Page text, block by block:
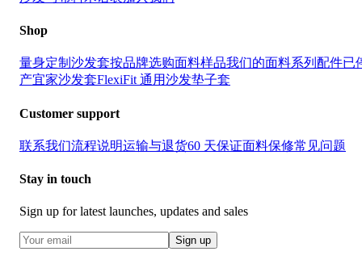
Shop
量身定制沙发套按品牌选购面料样品我们的面料系列 配件已
产宜家沙发套FlexiFit 通用沙发垫子套
Customer support
联系我们流程说明运输与退货60 天保证面料保修常见问题
Stay in touch
Sign up for latest launches, updates and sales
Sign up